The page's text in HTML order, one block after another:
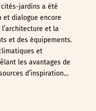
cités-jardins a été
et dialogue encore
et la
et des équipements.
et
les avantages de
d’inspiration…